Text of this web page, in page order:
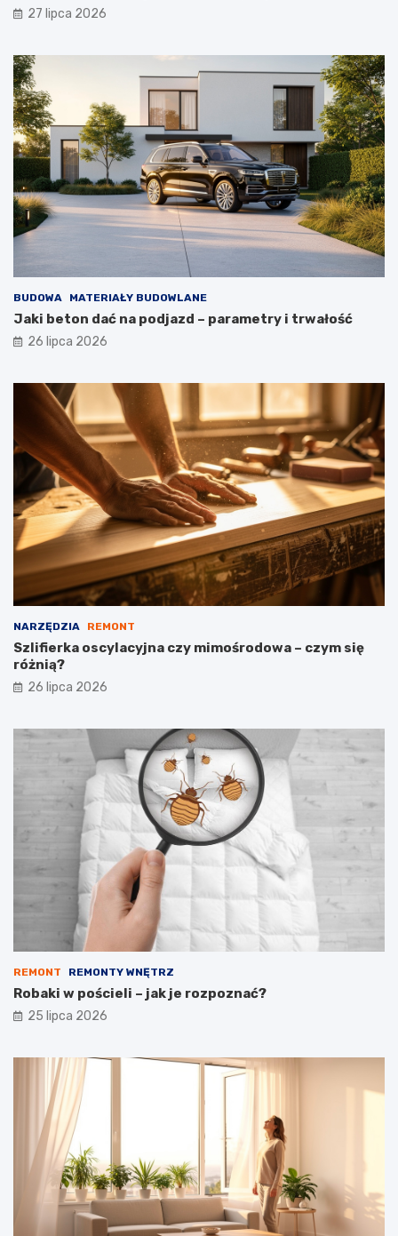
27 lipca 2026
BUDOWA MATERIAŁY BUDOWLANE
Jaki beton dać na podjazd – parametry i trwałość
26 lipca 2026
NARZĘDZIA REMONT
Szlifierka oscylacyjna czy mimośrodowa – czym się
różnią?
26 lipca 2026
REMONT REMONTY WNĘTRZ
Robaki w pościeli – jak je rozpoznać?
25 lipca 2026